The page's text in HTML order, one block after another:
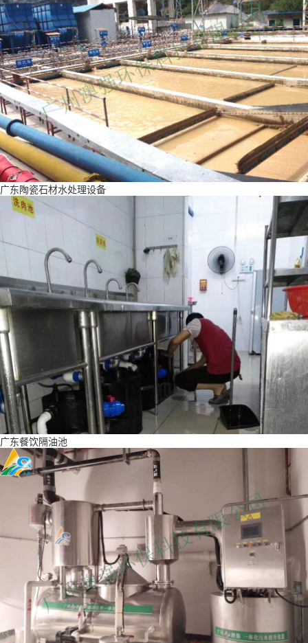
广东陶瓷石材水处理设备
广东餐饮隔油池